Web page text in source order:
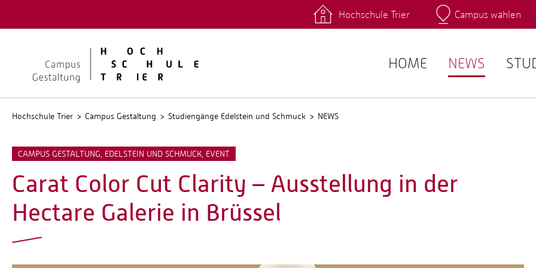
Kontakt Fachrichtungen Intranet
Hochschule Trier Campus wählen
HOME NEWS
Hochschule Trier Campus Gestaltung Studiengänge Edelstein und Schmuck NEWS
CAMPUS GESTALTUNG, EDELSTEIN UND SCHMUCK, EVENT
Carat Color Cut Clarity – Ausstellung in der
Hectare Galerie in Brüssel